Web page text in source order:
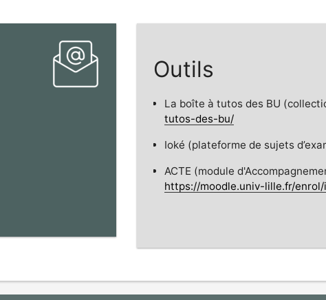
Outils
La boîte à tutos des BU
tutos-des-bu/
Ioké (plateforme de sujets
ACTE (module
https://moodle.univ-lille.fr/enrol/